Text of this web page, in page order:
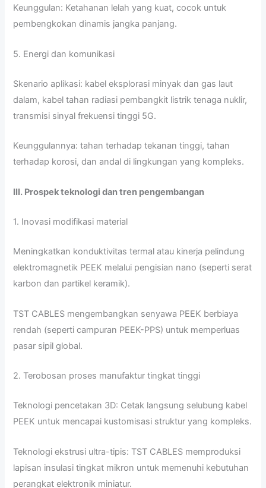
Keunggulan: Ketahanan lelah yang kuat, cocok untuk
pembengkokan dinamis jangka panjang.
5. Energi dan komunikasi
Skenario aplikasi: kabel eksplorasi minyak dan gas laut
dalam, kabel tahan radiasi pembangkit listrik tenaga nuklir,
transmisi sinyal frekuensi tinggi 5G.
Keunggulannya: tahan terhadap tekanan tinggi, tahan
terhadap korosi, dan andal di lingkungan yang kompleks.
III. Prospek teknologi dan tren pengembangan
1. Inovasi modifikasi material
Meningkatkan konduktivitas termal atau kinerja pelindung
elektromagnetik PEEK melalui pengisian nano (seperti serat
karbon dan partikel keramik).
TST CABLES mengembangkan senyawa PEEK berbiaya
rendah (seperti campuran PEEK-PPS) untuk memperluas
pasar sipil global.
2. Terobosan proses manufaktur tingkat tinggi
Teknologi pencetakan 3D: Cetak langsung selubung kabel
PEEK untuk mencapai kustomisasi struktur yang kompleks.
Teknologi ekstrusi ultra-tipis: TST CABLES memproduksi
lapisan insulasi tingkat mikron untuk memenuhi kebutuhan
perangkat elektronik miniatur.